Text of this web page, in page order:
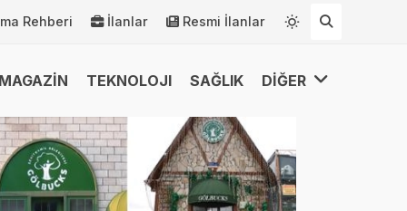
Rehberi İlanlar Resmi İlanlar
TEKNOLOJI SAĞLIK DİĞER